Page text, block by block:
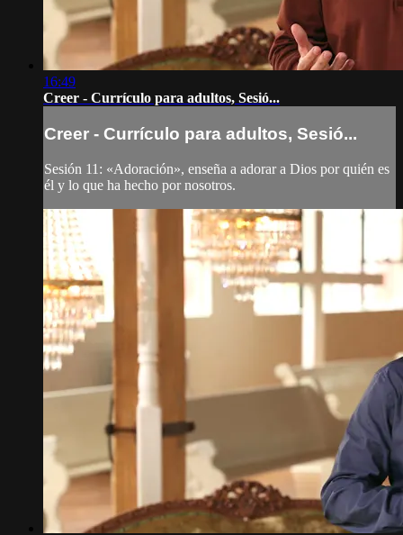
16:49
Creer - Currículo para adultos, Sesió...
Creer - Currículo para adultos, Sesió...
Sesión 11: «Adoración», enseña a adorar a Dios por quién es
él y lo que ha hecho por nosotros.